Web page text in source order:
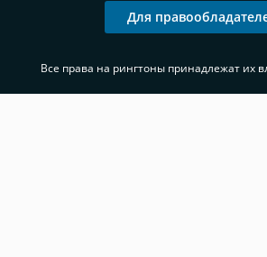
Для
Все права на рингтоны принадлежат их